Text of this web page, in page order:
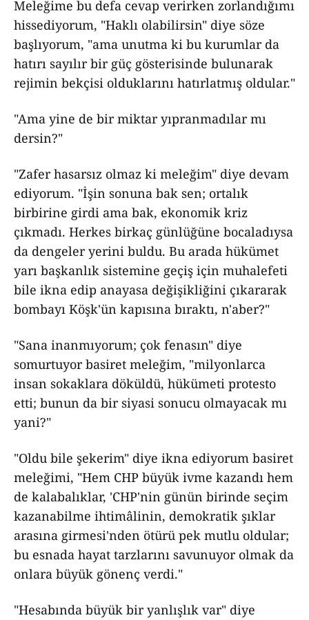
Meleğime bu defa cevap verirken zorlandığımı
hissediyorum, "Haklı olabilirsin" diye söze
başlıyorum, "ama unutma ki bu kurumlar da
hatırı sayılır bir güç gösterisinde bulunarak
rejimin bekçisi olduklarını hatırlatmış oldular."
"Ama yine de bir miktar yıpranmadılar mı
dersin?"
"Zafer hasarsız olmaz ki meleğim" diye devam
ediyorum. "İşin sonuna bak sen; ortalık
birbirine girdi ama bak, ekonomik kriz
çıkmadı. Herkes birkaç günlüğüne bocaladıysa
da dengeler yerini buldu. Bu arada hükümet
yarı başkanlık sistemine geçiş için muhalefeti
bile ikna edip anayasa değişikliğini çıkararak
bombayı Köşk'ün kapısına bıraktı, n'aber?"
"Sana inanmıyorum; çok fenasın" diye
somurtuyor basiret meleğim, "milyonlarca
insan sokaklara döküldü, hükümeti protesto
etti; bunun da bir siyasi sonucu olmayacak mı
yani?"
"Oldu bile şekerim" diye ikna ediyorum basiret
meleğimi, "Hem CHP büyük ivme kazandı hem
de kalabalıklar, 'CHP'nin günün birinde seçim
kazanabilme ihtimâlinin, demokratik şıklar
arasına girmesi'nden ötürü pek mutlu oldular;
bu esnada hayat tarzlarını savunuyor olmak da
onlara büyük gönenç verdi."
"Hesabında büyük bir yanlışlık var" diye